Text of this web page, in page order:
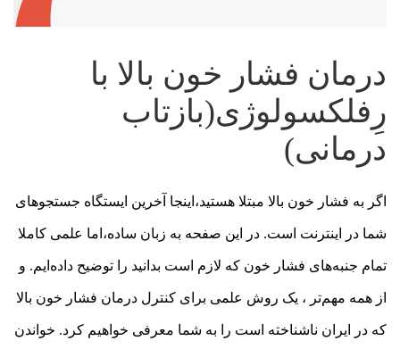
درمان فشار خون بالا با
رِفلکسولوژی(بازتاب
درمانی)
اگر به فشار خون بالا مبتلا هستید،اینجا آخرین ایستگاه جستجوهای
شما در اینترنت است. در این صفحه به زبان ساده،اما علمی کاملا
تمام جنبه‌های فشار خون که لازم است بدانید را توضیح داده‌ایم. و
از همه مهم‌تر ، یک روش علمی برای کنترل درمان فشار خون بالا
که در ایران ناشناخته است را به شما معرفی خواهیم کرد. خواندن